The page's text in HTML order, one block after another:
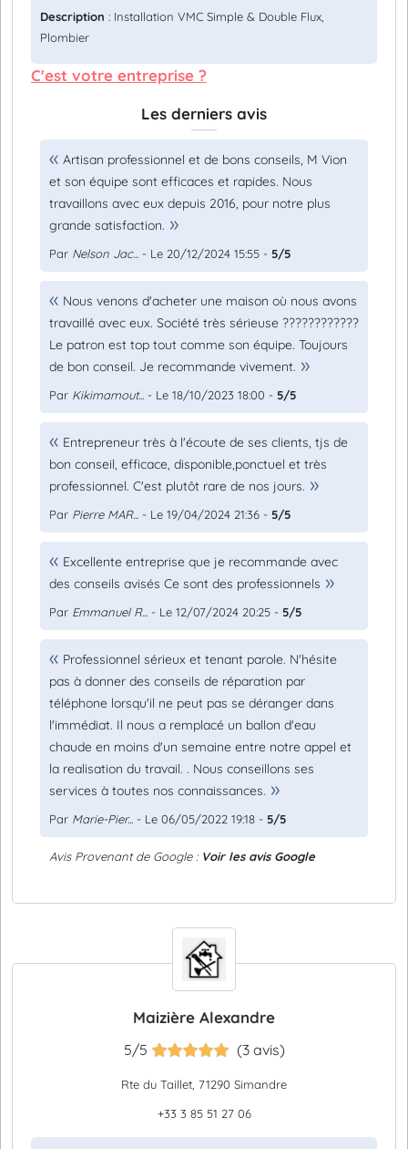
Description : Installation VMC Simple & Double Flux,
Plombier
C'est votre entreprise ?
Les derniers avis
Artisan professionnel et de bons conseils, M Vion
et son équipe sont efficaces et rapides. Nous
travaillons avec eux depuis 2016, pour notre plus
grande satisfaction.
Par Nelson Jac... - Le 20/12/2024 15:55 - 5/5
Nous venons d'acheter une maison où nous avons
travaillé avec eux. Société très sérieuse ????????????
Le patron est top tout comme son équipe. Toujours
de bon conseil. Je recommande vivement.
Par Kikimamout... - Le 18/10/2023 18:00 - 5/5
Entrepreneur très à l'écoute de ses clients, tjs de
bon conseil, efficace, disponible,ponctuel et très
professionnel. C'est plutôt rare de nos jours.
Par Pierre MAR... - Le 19/04/2024 21:36 - 5/5
Excellente entreprise que je recommande avec
des conseils avisés Ce sont des professionnels
Par Emmanuel R... - Le 12/07/2024 20:25 - 5/5
Professionnel sérieux et tenant parole. N'hésite
pas à donner des conseils de réparation par
téléphone lorsqu'il ne peut pas se déranger dans
l'immédiat. Il nous a remplacé un ballon d'eau
chaude en moins d'un semaine entre notre appel et
la realisation du travail. . Nous conseillons ses
services à toutes nos connaissances.
Par Marie-Pier... - Le 06/05/2022 19:18 - 5/5
Avis Provenant de Google : Voir les avis Google
Maizière Alexandre
5/5 (3 avis)
Rte du Taillet, 71290 Simandre
+33 3 85 51 27 06